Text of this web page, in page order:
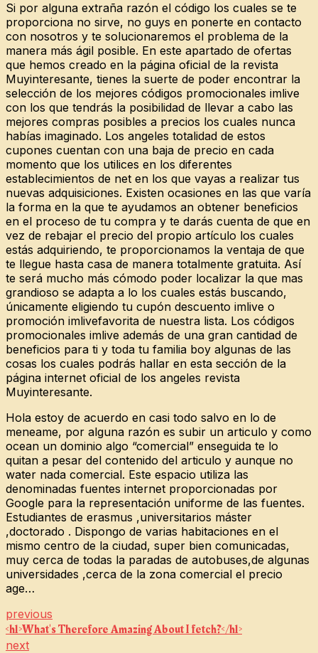
Si por alguna extraña razón el código los cuales se te
proporciona no sirve, no guys en ponerte en contacto
con nosotros y te solucionaremos el problema de la
manera más ágil posible. En este apartado de ofertas
que hemos creado en la página oficial de la revista
Muyinteresante, tienes la suerte de poder encontrar la
selección de los mejores códigos promocionales imlive
con los que tendrás la posibilidad de llevar a cabo las
mejores compras posibles a precios los cuales nunca
habías imaginado. Los angeles totalidad de estos
cupones cuentan con una baja de precio en cada
momento que los utilices en los diferentes
establecimientos de net en los que vayas a realizar tus
nuevas adquisiciones. Existen ocasiones en las que varía
la forma en la que te ayudamos an obtener beneficios
en el proceso de tu compra y te darás cuenta de que en
vez de rebajar el precio del propio artículo los cuales
estás adquiriendo, te proporcionamos la ventaja de que
te llegue hasta casa de manera totalmente gratuita. Así
te será mucho más cómodo poder localizar la que mas
grandioso se adapta a lo los cuales estás buscando,
únicamente eligiendo tu cupón descuento imlive o
promoción imlivefavorita de nuestra lista. Los códigos
promocionales imlive además de una gran cantidad de
beneficios para ti y toda tu familia boy algunas de las
cosas los cuales podrás hallar en esta sección de la
página internet oficial de los angeles revista
Muyinteresante.
Hola estoy de acuerdo en casi todo salvo en lo de
meneame, por alguna razón es subir un articulo y como
ocean un dominio algo “comercial” enseguida te lo
quitan a pesar del contenido del articulo y aunque no
water nada comercial. Este espacio utiliza las
denominadas fuentes internet proporcionadas por
Google para la representación uniforme de las fuentes.
Estudiantes de erasmus ,universitarios máster
,doctorado . Dispongo de varias habitaciones en el
mismo centro de la ciudad, super bien comunicadas,
muy cerca de todas la paradas de autobuses,de algunas
universidades ,cerca de la zona comercial el precio
age…
previous
<h1>What's Therefore Amazing About I fetch?</h1>
next